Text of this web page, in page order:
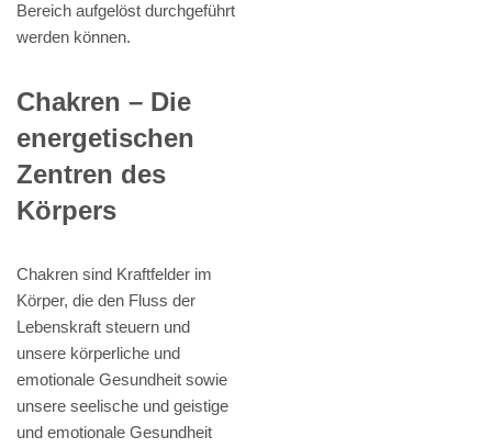
Bereich aufgelöst durchgeführt
werden können.
Chakren – Die
energetischen
Zentren des
Körpers
Chakren sind Kraftfelder im
Körper, die den Fluss der
Lebenskraft steuern und
unsere körperliche und
emotionale Gesundheit sowie
unsere seelische und geistige
und emotionale Gesundheit